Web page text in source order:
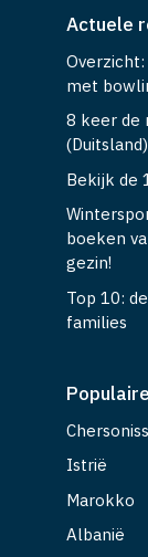
Actuele
met
8 keer de
(Duitsland)
Bekijk de
boeken
gezin!
Top 10:
families
Istrië
Marokko
Albanië